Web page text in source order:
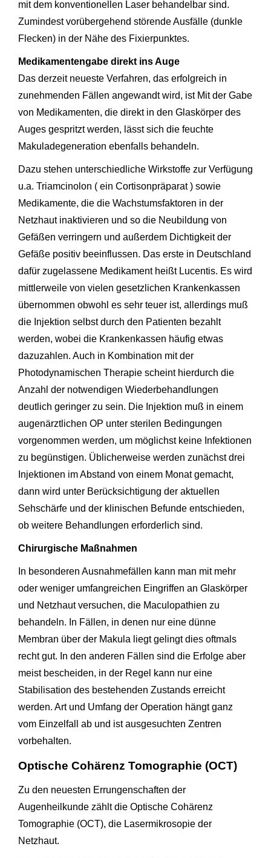
mit dem konventionellen Laser behandelbar sind.
Zumindest vorübergehend störende Ausfälle (dunkle
Flecken) in der Nähe des Fixierpunktes.
Medikamentengabe direkt ins Auge
Das derzeit neueste Verfahren, das erfolgreich in
zunehmenden Fällen angewandt wird, ist Mit der Gabe
von Medikamenten, die direkt in den Glaskörper des
Auges gespritzt werden, lässt sich die feuchte
Makuladegeneration ebenfalls behandeln.
Dazu stehen unterschiedliche Wirkstoffe zur Verfügung
u.a. Triamcinolon ( ein Cortisonpräparat ) sowie
Medikamente, die die Wachstumsfaktoren in der
Netzhaut inaktivieren und so die Neubildung von
Gefäßen verringern und außerdem Dichtigkeit der
Gefäße positiv beeinflussen. Das erste in Deutschland
dafür zugelassene Medikament heißt Lucentis. Es wird
mittlerweile von vielen gesetzlichen Krankenkassen
übernommen obwohl es sehr teuer ist, allerdings muß
die Injektion selbst durch den Patienten bezahlt
werden, wobei die Krankenkassen häufig etwas
dazuzahlen. Auch in Kombination mit der
Photodynamischen Therapie scheint hierdurch die
Anzahl der notwendigen Wiederbehandlungen
deutlich geringer zu sein. Die Injektion muß in einem
augenärztlichen OP unter sterilen Bedingungen
vorgenommen werden, um möglichst keine Infektionen
zu begünstigen. Üblicherweise werden zunächst drei
Injektionen im Abstand von einem Monat gemacht,
dann wird unter Berücksichtigung der aktuellen
Sehschärfe und der klinischen Befunde entschieden,
ob weitere Behandlungen erforderlich sind.
Chirurgische Maßnahmen
In besonderen Ausnahmefällen kann man mit mehr
oder weniger umfangreichen Eingriffen an Glaskörper
und Netzhaut versuchen, die Maculopathien zu
behandeln. In Fällen, in denen nur eine dünne
Membran über der Makula liegt gelingt dies oftmals
recht gut. In den anderen Fällen sind die Erfolge aber
meist bescheiden, in der Regel kann nur eine
Stabilisation des bestehenden Zustands erreicht
werden. Art und Umfang der Operation hängt ganz
vom Einzelfall ab und ist ausgesuchten Zentren
vorbehalten.
Optische Cohärenz Tomographie (OCT)
Zu den neuesten Errungenschaften der
Augenheilkunde zählt die Optische Cohärenz
Tomographie (OCT), die Lasermikrosopie der
Netzhaut.